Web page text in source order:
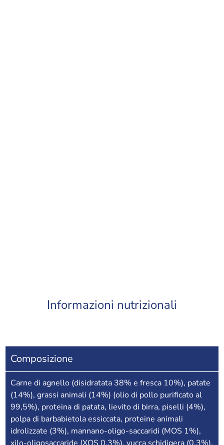
Informazioni nutrizionali
Composizione
Carne di agnello (disidratata 38% e fresca 10%), patate
(14%), grassi animali (14%) (olio di pollo purificato al
99,5%), proteina di patata, lievito di birra, piselli (4%),
polpa di barbabietola essiccata, proteine animali
idrolizzate (3%), mannano-oligo-saccaridi (MOS 1%),
xilo-oligosaccaride (XOS 0,3%), yucca schidigera (0,3%),